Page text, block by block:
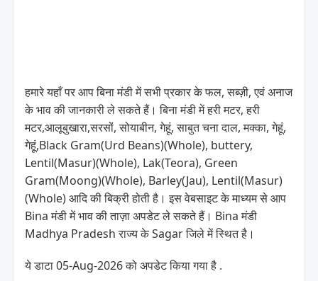
हमारे यहाँ पर आप बिना मंडी में सभी प्रकार के फल, सब्ज़ी, एवं अनाज
के भाव की जानकारी ले सकते हैं। बिना मंडी में हरी मटर, हरी
मटर,आलूबुखारा,सरसों, सोयाबीन, गेहूं, साबुत चना दाल, मक्का, गेहूं,
गेहूं,Black Gram(Urd Beans)(Whole), buttery,
Lentil(Masur)(Whole), Lak(Teora), Green
Gram(Moong)(Whole), Barley(Jau), Lentil(Masur)
(Whole) आदि की बिक्री होती है। इस वेबसाइट के माध्यम से आप
Bina मंडी में भाव की ताज़ा अपडेट ले सकते हैं। Bina मंडी
Madhya Pradesh राज्य के Sagar जिले में स्थित है।
ये डाटा 05-Aug-2026 को अपडेट किया गया है .